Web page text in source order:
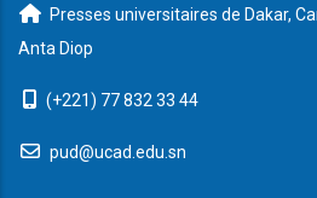
Presses universitaires de Dakar,
Anta Diop
(+221) 77 832 33 44
pud@ucad.edu.sn